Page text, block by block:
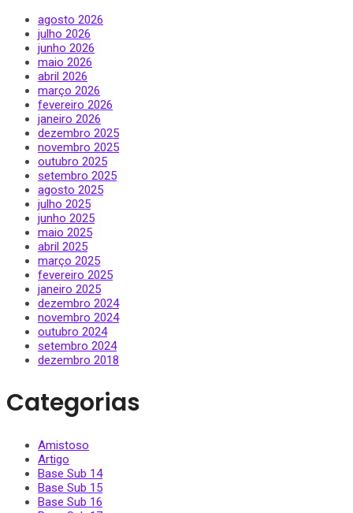
agosto 2026
julho 2026
junho 2026
maio 2026
abril 2026
março 2026
fevereiro 2026
janeiro 2026
dezembro 2025
novembro 2025
outubro 2025
setembro 2025
agosto 2025
julho 2025
junho 2025
maio 2025
abril 2025
março 2025
fevereiro 2025
janeiro 2025
dezembro 2024
novembro 2024
outubro 2024
setembro 2024
dezembro 2018
Categorias
Amistoso
Artigo
Base Sub 14
Base Sub 15
Base Sub 16